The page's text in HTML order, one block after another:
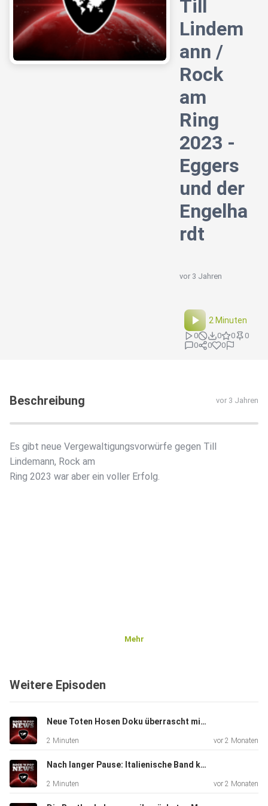
Till
Lindem
ann /
Rock
am
Ring
2023 -
Eggers
und der
Engelha
rdt
vor 3 Jahren
2 Minuten
0 0 0
0
0
0 0
Beschreibung vor 3 Jahren
Es gibt neue Vergewaltigungsvorwürfe gegen Till
Lindemann, Rock am
Ring 2023 war aber ein voller Erfolg.
Mehr
Weitere Episoden
Neue Toten Hosen Doku überrascht mit Campino-Beichte - Eggers und der Engelhardt
2 Minuten vor 2 Monaten
Nach langer Pause: Italienische Band kommt zurück - Eggers und der Engelhardt
2 Minuten vor 2 Monaten